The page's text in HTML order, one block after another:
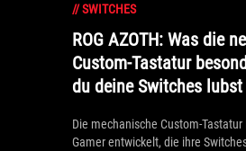
// SWITCHES
ROG AZOTH: Was die
Custom-Tastatur
du deine Switches lubst
Die mechanische Custom-Tastatur
Gamer entwickelt, die ihre